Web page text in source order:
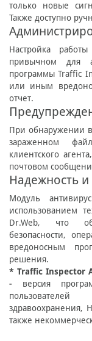
только новые
Также доступно
Настройка
привычном для
программы Traffic
или иным
отчет.
При обнаружении
зараженном
клиентского
почтовом
Надежность
Модуль
использованием
Dr.Web, что
безопасности,
вредоносным
решения.
* Traffic Inspector
- версия
здравоохранения,
также